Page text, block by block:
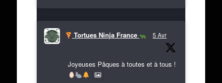
Tortues Ninja France 5 Avr
Joyeuses Pâques à toutes et à tous !